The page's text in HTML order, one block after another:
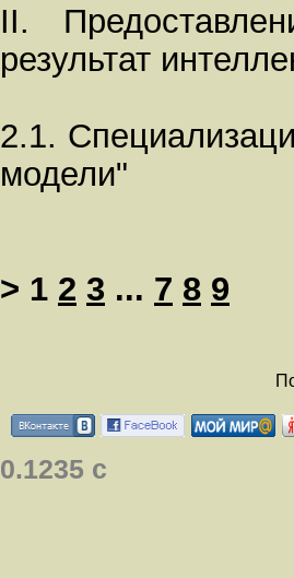
II.
результат
2.1.
модели"
> 1 2 3 ... 7 8 9
0.1235 с